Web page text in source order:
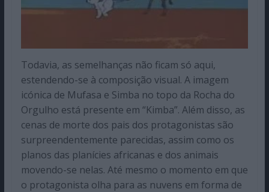
Todavia, as semelhanças não ficam só aqui,
estendendo-se à composição visual. A imagem
icónica de Mufasa e Simba no topo da Rocha do
Orgulho está presente em “Kimba”. Além disso, as
cenas de morte dos pais dos protagonistas são
surpreendentemente parecidas, assim como os
planos das planícies africanas e dos animais
movendo-se nelas. Até mesmo o momento em que
o protagonista olha para as nuvens em forma de